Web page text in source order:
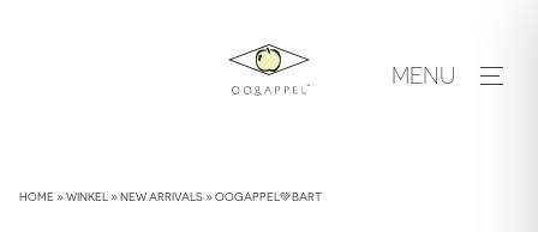
MENU
HOME»WINKEL »NEW ARRIVALS»OOGAPPEL💚BART